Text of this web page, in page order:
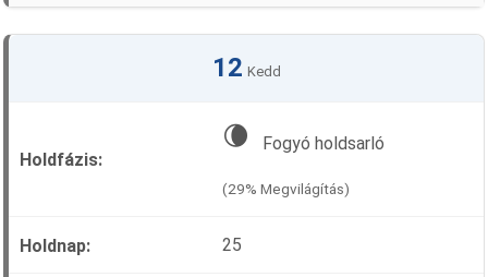
12 Kedd
🌘 Fogyó holdsarló
(29% Megvilágítás)
25